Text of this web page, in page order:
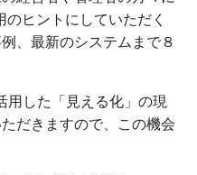
ヒントにしていただく
、最新のシステムまで８
した「見える化」の現
だきますので、この機会